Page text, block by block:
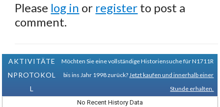
Please log in or register to post a
comment.
AKTIVITÄTE
NPROTOKOL
L
Möchten Sie eine vollständige Historiensuche für N1711R
bis ins Jahr 1998 zurück?Jetzt kaufen und innerhalb einer
Stunde erhalten.
No Recent History Data